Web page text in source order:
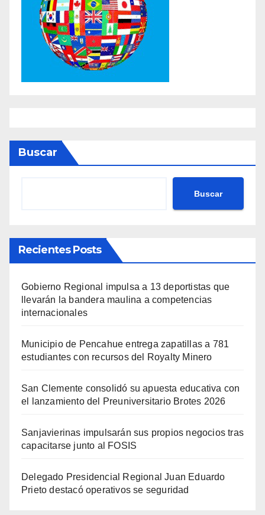
Buscar
Buscar
Recientes Posts
Gobierno Regional impulsa a 13 deportistas que
llevarán la bandera maulina a competencias
internacionales
Municipio de Pencahue entrega zapatillas a 781
estudiantes con recursos del Royalty Minero
San Clemente consolidó su apuesta educativa con
el lanzamiento del Preuniversitario Brotes 2026
Sanjavierinas impulsarán sus propios negocios tras
capacitarse junto al FOSIS
Delegado Presidencial Regional Juan Eduardo
Prieto destacó operativos se seguridad